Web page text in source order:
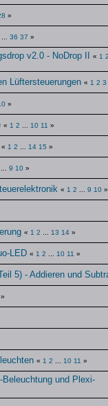
»
36 37 »
v2.0 - NoDrop II « 1
Lüftersteuerungen « 1 2 3
»
« 1 2 10 11 »
« 1 2 14 15 »
9 10 »
« 1 2 9 10 »
« 1 2 13 14 »
LED « 1 2 10 11 »
5) - Addieren und
»
« 1 2 10 11 »
Beleuchtung und Plexi-